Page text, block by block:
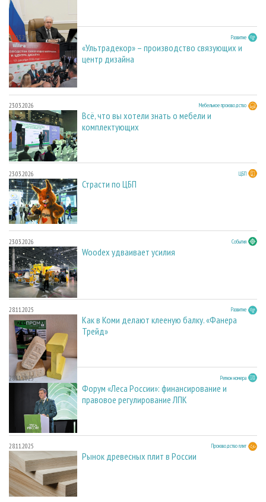
23.03.2026 Развитие
«Ультрадекор» – производство связующих и
центр дизайна
23.03.2026 Мебельное производство
Всё, что вы хотели знать о мебели и
комплектующих
23.03.2026 ЦБП
Страсти по ЦБП
23.03.2026 События
Woodex удваивает усилия
28.11.2025 Развитие
Как в Коми делают клееную балку. «Фанера
Трейд»
28.11.2025 Регион номера
Форум «Леса России»: финансирование и
правовое регулирование ЛПК
28.11.2025 Производство плит
Рынок древесных плит в России